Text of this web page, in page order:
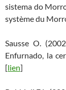
sistema do
système du
Sausse O.
Enfurnado, la
[lien]